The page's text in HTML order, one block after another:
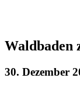
Waldbaden
30. Dezember